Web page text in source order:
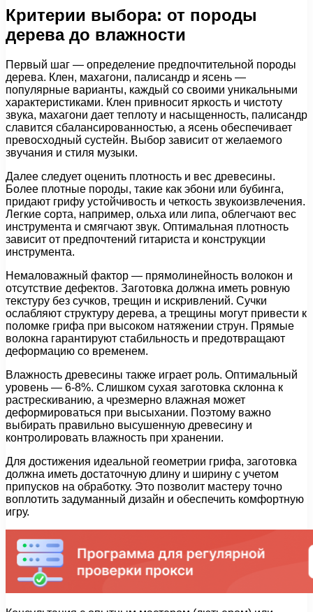
Критерии выбора: от породы
дерева до влажности
Первый шаг — определение предпочтительной породы
дерева. Клен, махагони, палисандр и ясень —
популярные варианты, каждый со своими уникальными
характеристиками. Клен привносит яркость и чистоту
звука, махагони дает теплоту и насыщенность, палисандр
славится сбалансированностью, а ясень обеспечивает
превосходный сустейн. Выбор зависит от желаемого
звучания и стиля музыки.
Далее следует оценить плотность и вес древесины.
Более плотные породы, такие как эбони или бубинга,
придают грифу устойчивость и четкость звукоизвлечения.
Легкие сорта, например, ольха или липа, облегчают вес
инструмента и смягчают звук. Оптимальная плотность
зависит от предпочтений гитариста и конструкции
инструмента.
Немаловажный фактор — прямолинейность волокон и
отсутствие дефектов. Заготовка должна иметь ровную
текстуру без сучков, трещин и искривлений. Сучки
ослабляют структуру дерева, а трещины могут привести к
поломке грифа при высоком натяжении струн. Прямые
волокна гарантируют стабильность и предотвращают
деформацию со временем.
Влажность древесины также играет роль. Оптимальный
уровень — 6-8%. Слишком сухая заготовка склонна к
растрескиванию, а чрезмерно влажная может
деформироваться при высыхании. Поэтому важно
выбирать правильно высушенную древесину и
контролировать влажность при хранении.
Для достижения идеальной геометрии грифа, заготовка
должна иметь достаточную длину и ширину с учетом
припусков на обработку. Это позволит мастеру точно
воплотить задуманный дизайн и обеспечить комфортную
игру.